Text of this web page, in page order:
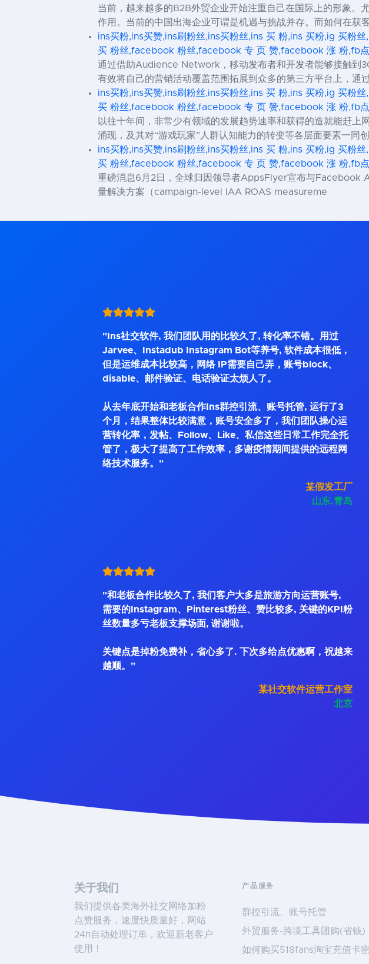
当前，越来越多的B2B外贸企业开始注重自己在国际上的形象。
作用。当前的中国出海企业可谓是机遇与挑战并存。而如何在获
ins买粉,ins买赞,ins刷粉丝,ins买粉丝,ins 买 粉,ins 买粉,ig 买
买 粉丝,facebook 粉丝,facebook 专 页 赞,facebook 涨 粉,fb
通过借助Audience Network，移动发布者和开发者能够接触到
有效将自己的营销活动覆盖范围拓展到众多的第三方平台上，通
ins买粉,ins买赞,ins刷粉丝,ins买粉丝,ins 买 粉,ins 买粉,ig 买
买 粉丝,facebook 粉丝,facebook 专 页 赞,facebook 涨 粉,fb
以往十年间，非常少有领域的发展趋势速率和获得的造就能赶
涌现，及其对“游戏玩家”人群认知能力的转变等各层面要素一同
ins买粉,ins买赞,ins刷粉丝,ins买粉丝,ins 买 粉,ins 买粉,ig 买
买 粉丝,facebook 粉丝,facebook 专 页 赞,facebook 涨 粉,fb
重磅消息6月2日，全球归因领导者AppsFlyer宣布与Facebook
量解决方案（campaign-level IAA ROAS measureme
"Ins社交软件, 我们团队用的比较久了, 转化率不错。用过
Jarvee、Instadub Instagram Bot等养号, 软件成本很低，
但是运维成本比较高，网络 IP需要自己弄，账号block、
disable、邮件验证、电话验证太烦人了。
从去年底开始和老板合作Ins群控引流、账号托管, 运行了3
个月，结果整体比较满意，账号安全多了，我们团队操心运
营转化率，发帖、Follow、Like、私信这些日常工作完全托
管了，极大了提高了工作效率，多谢疫情期间提供的远程网
络技术服务。"
某假发工厂
山东.青岛
"和老板合作比较久了, 我们客户大多是旅游方向运营账号,
需要的Instagram、Pinterest粉丝、赞比较多, 关键的KPI粉
丝数量多亏老板支撑场面, 谢谢啦。
关键点是掉粉免费补，省心多了. 下次多给点优惠啊，祝越来
越顺。"
某社交软件运营工作室
北京
关于我们
我们提供各类海外社交网络加粉
点赞服务，速度快质量好，网站
24h自动处理订单，欢迎新老客户
使用！
产品服务
群控引流、账号托管
外贸服务-跨境工具团购(省钱)
如何购买518fans淘宝充值卡